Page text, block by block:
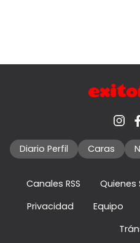
Diario Perfil Caras
Canales RSS Quienes
Privacidad
Equipo